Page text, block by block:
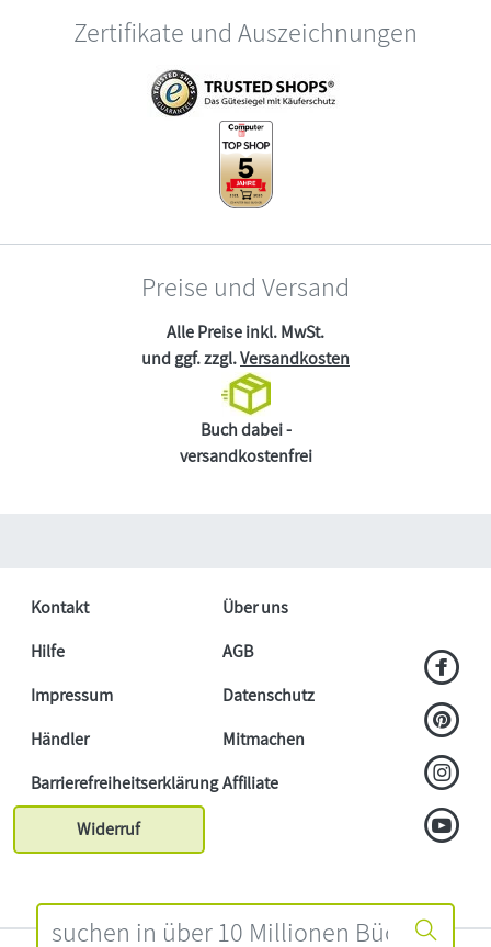
Zertifikate und Auszeichnungen
Preise und Versand
Alle Preise inkl. MwSt.
und ggf. zzgl.Versandkosten
Buch dabei -
versandkostenfrei
Kontakt
Über uns
Hilfe
AGB
Impressum
Datenschutz
Händler
Mitmachen
BarrierefreiheitserklärungAffiliate
Widerruf